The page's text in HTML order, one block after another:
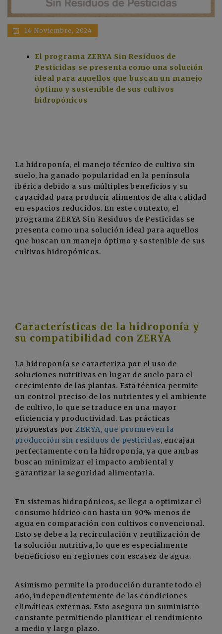
14 Noviembre, 2024
El programa ZERYA Sin Residuos de
Pesticidas se presenta como una solución
ideal para aquellos que buscan un manejo
óptimo y sostenible de sus cultivos
hidropónicos
La hidroponía, el manejo técnico de cultivo sin
suelo, ha ganado popularidad en la península
ibérica debido a sus múltiples beneficios y su
capacidad para producir alimentos de alta calidad
en espacios reducidos. En este contexto, el
programa ZERYA Sin Residuos de Pesticidas se
presenta como una solución ideal para aquellos
que buscan un manejo óptimo y sostenible de sus
cultivos hidropónicos.
Características de la hidroponía y
su compatibilidad con ZERYA
La hidroponía se caracteriza por el uso de
soluciones nutritivas en lugar de suelo para el
crecimiento de las plantas. Esta técnica permite
un control preciso de los nutrientes y el ambiente
de cultivo, lo que se traduce en una mayor
eficiencia y productividad. Las prácticas
propuestas porZERYA, que promueven la
producción sin residuos de pesticidas, encajan
perfectamente con la hidroponía, ya que ambas
buscan minimizar el impacto ambiental y
garantizar la seguridad alimentaria.
En sistemas hidropónicos, se llega a optimizar el
consumo hídrico con hasta un 90% menos de
agua en comparación con cultivos convencional.
Esto se debe a la recirculación y reutilización de
la solución nutritiva, lo que es especialmente
beneficioso en regiones con escasez de agua.
Asimismo permite la producción durante todo el
año, independientemente de las condiciones
climáticas externas. Esto asegura un suministro
constante permitiendo planificar el rendimiento
a medio y largo plazo.